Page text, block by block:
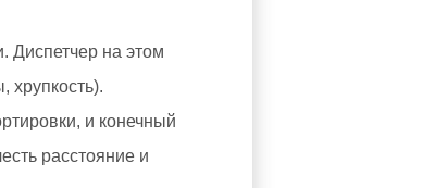
Диспетчер на этом
хрупкость).
и конечный
расстояние и